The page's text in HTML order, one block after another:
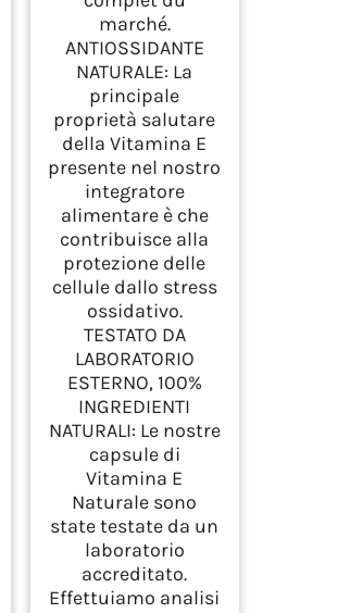
marché.
ANTIOSSIDANTE
NATURALE: La
principale
proprietà salutare
della Vitamina E
presente nel nostro
integratore
alimentare è che
contribuisce alla
protezione delle
cellule dallo stress
ossidativo.
TESTATO DA
LABORATORIO
ESTERNO, 100%
INGREDIENTI
NATURALI: Le nostre
capsule di
Vitamina E
Naturale sono
state testate da un
laboratorio
accreditato.
Effettuiamo analisi